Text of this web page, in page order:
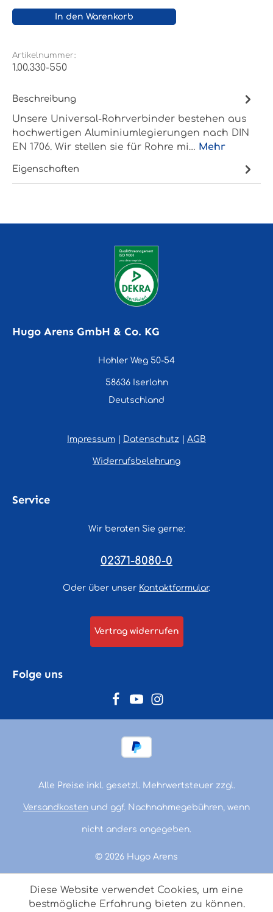
In den Warenkorb
Artikelnummer:
1.00.330-550
Beschreibung
Unsere Universal-Rohrverbinder bestehen aus
hochwertigen Aluminiumlegierungen nach DIN
EN 1706. Wir stellen sie für Rohre mi… Mehr
Eigenschaften
Hugo Arens GmbH & Co. KG
Hohler Weg 50-54
58636 Iserlohn
Deutschland
Impressum Datenschutz AGB
Widerrufsbelehrung
Service
Wir beraten Sie gerne:
02371-8080-0
Oder über unser Kontaktformular.
Vertrag widerrufen
Folge uns
© 2026 Hugo Arens
Alle Preise inkl. gesetzl. Mehrwertsteuer zzgl.
Versandkosten und ggf. Nachnahmegebühren, wenn
nicht anders angegeben.
Diese Website verwendet Cookies, um eine
bestmögliche Erfahrung bieten zu können.